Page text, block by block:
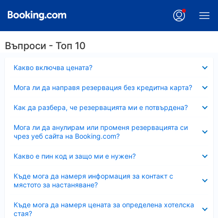
Въпроси - Топ 10
Какво включва цената?
Мога ли да направя резервация без кредитна карта?
Как да разбера, че резервацията ми е потвърдена?
Мога ли да анулирам или променя резервацията си
чрез уеб сайта на Booking.com?
Какво е пин код и защо ми е нужен?
Къде мога да намеря информация за контакт с
мястото за настаняване?
Къде мога да намеря цената за определена хотелска
стая?